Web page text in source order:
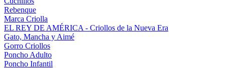
Rebenque
Marca Criolla
EL REY DE AMÉRICA - Criollos de la Nueva Era
Gato, Mancha y Aimé
Gorro Criollos
Poncho Adulto
Poncho Infantil